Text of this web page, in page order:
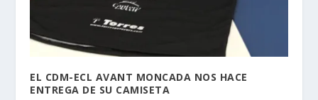
EL CDM-ECL AVANT MONCADA NOS HACE
ENTREGA DE SU CAMISETA